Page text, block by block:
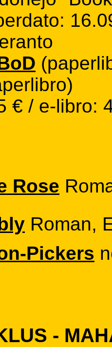
€ / e-libro:
Rose
Roman,
Pickers
-